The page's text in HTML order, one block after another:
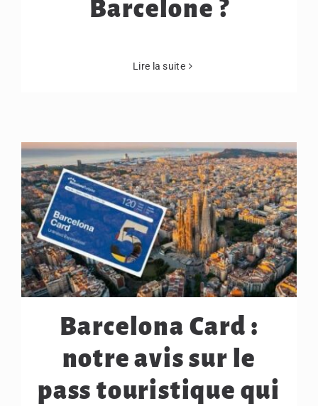
Barcelone ?
Lire la suite
Barcelona Card :
notre avis sur le
pass touristique qui